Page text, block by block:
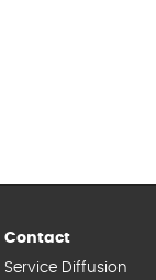
Contact
Service Diffusion